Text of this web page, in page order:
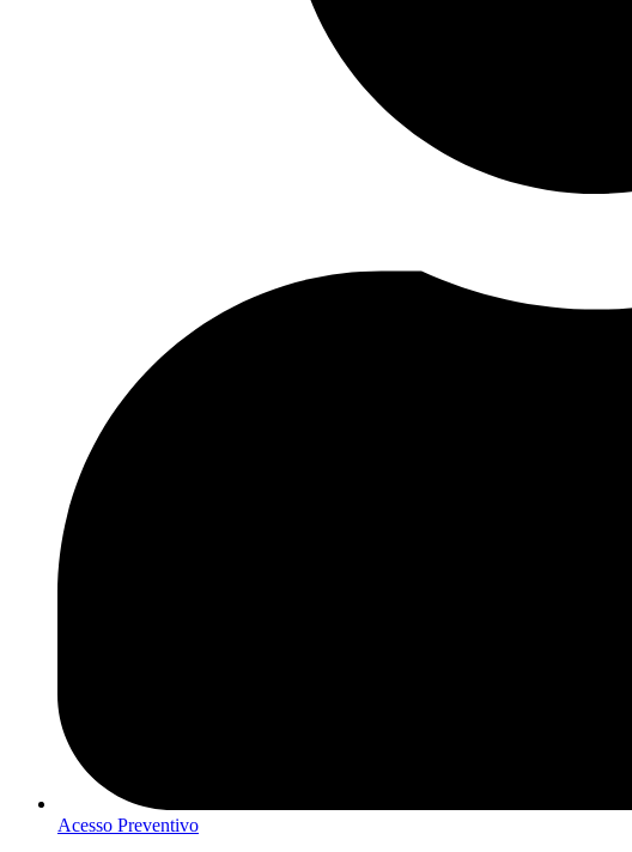
Acesso Preventivo